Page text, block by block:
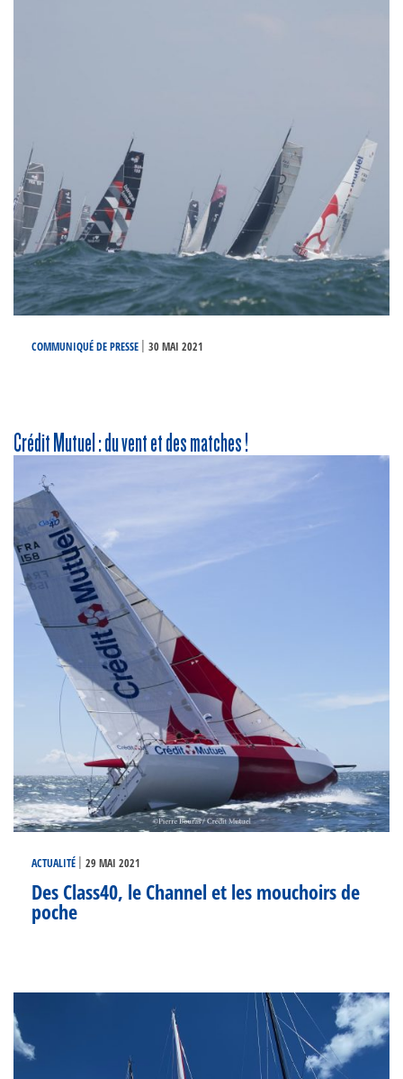
COMMUNIQUÉ DE PRESSE | 30 MAI 2021
Crédit Mutuel : du vent et des matches !
ACTUALITÉ | 29 MAI 2021
Des Class40, le Channel et les mouchoirs de
poche